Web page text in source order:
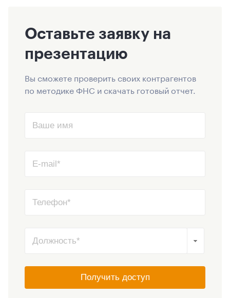
Оставьте заявку на
презентацию
Вы сможете проверить своих контрагентов
по методике ФНС и скачать готовый отчет.
Получить доступ